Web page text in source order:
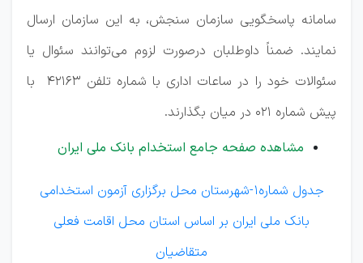
سامانه پاسخگویی سازمان سنجش، به این سازمان ارسال
نمایند. ضمناً داوطلبان درصورت لزوم می‌توانند سئوال یا
سئوالات خود را در ساعات اداری با شماره تلفن ‌۴۲۱۶۳ با
پیش شماره ۰۲۱ در میان بگذارند.
مشاهده صفحه جامع استخدام بانک ملی ایران
جدول شماره1-شهرستان محل برگزاری آزمون استخدامی
بانک ملی ایران بر اساس استان محل اقامت فعلی
متقاضیان